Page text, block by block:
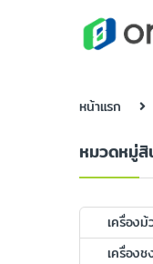
หน้าแรก
หมวดหมู่สิ
เครื่อง
เครื่อง